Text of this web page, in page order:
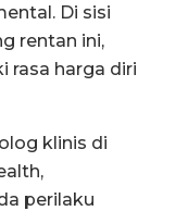
Di sisi
rentan ini,
rasa harga diri
klinis di
perilaku